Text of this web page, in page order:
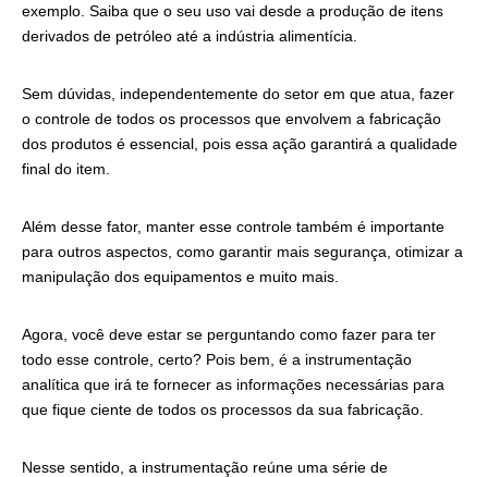
exemplo. Saiba que o seu uso vai desde a produção de itens
derivados de petróleo até a indústria alimentícia.
Sem dúvidas, independentemente do setor em que atua, fazer
o controle de todos os processos que envolvem a fabricação
dos produtos é essencial, pois essa ação garantirá a qualidade
final do item.
Além desse fator, manter esse controle também é importante
para outros aspectos, como garantir mais segurança, otimizar a
manipulação dos equipamentos e muito mais.
Agora, você deve estar se perguntando como fazer para ter
todo esse controle, certo? Pois bem, é a instrumentação
analítica que irá te fornecer as informações necessárias para
que fique ciente de todos os processos da sua fabricação.
Nesse sentido, a instrumentação reúne uma série de